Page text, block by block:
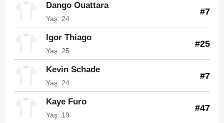
Dango Ouattara
Yaş: 24
#7
Igor Thiago
Yaş: 25
#25
Kevin Schade
Yaş: 24
#7
Kaye Furo
Yaş: 19
#47